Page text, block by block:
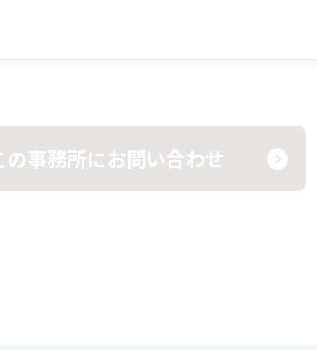
の事務所にお問い合わせ